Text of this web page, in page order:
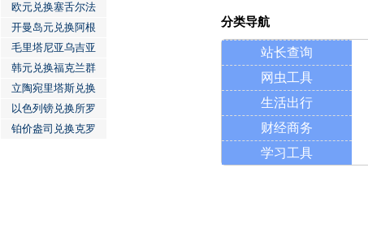
欧元兑换塞舌尔法
开曼岛元兑换阿根
毛里塔尼亚乌吉亚
韩元兑换福克兰群
立陶宛里塔斯兑换
以色列镑兑换所罗
铂价盎司兑换克罗
分类导航
站长查询
网虫工具
生活出行
财经商务
学习工具